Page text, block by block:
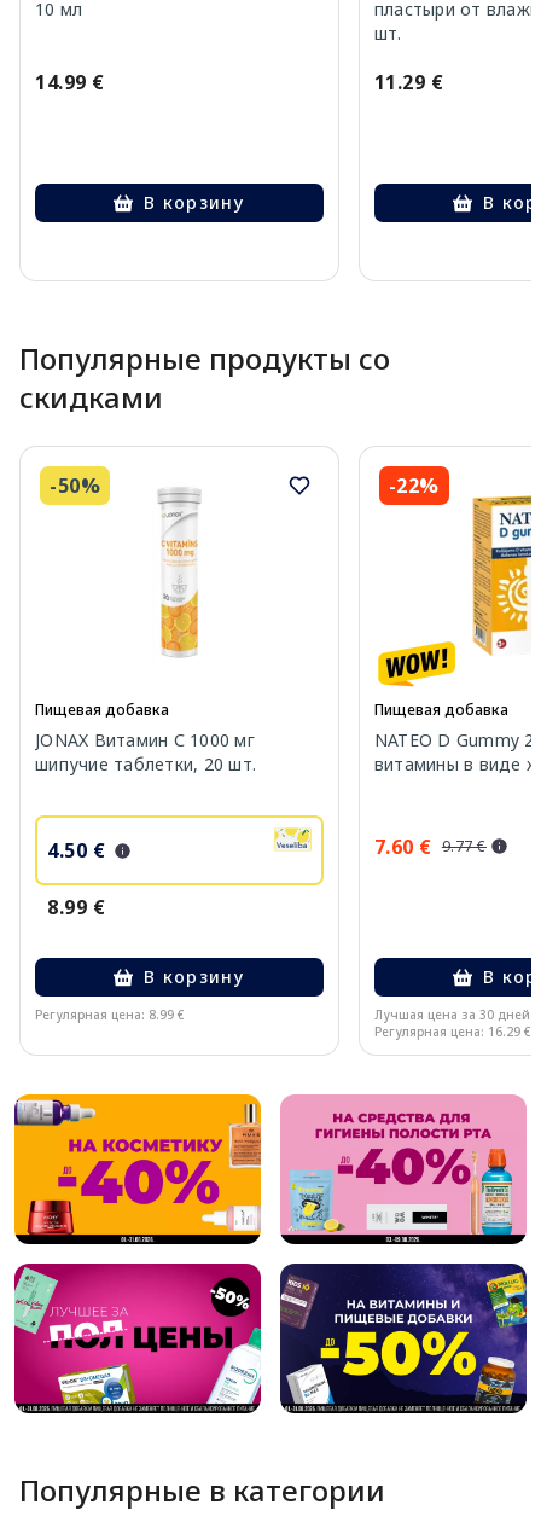
10 мл
14.99 €
В корзину
пластыри от
шт.
11.29 €
В
Популярные продукты со
скидками
-50%
Пищевая добавка
JONAX Витамин С 1000 мг
шипучие таблетки, 20 шт.
4.50 €
8.99 €
В корзину
Регулярная цена: 8.99 €
-22%
Пищевая добавка
NATEO D Gummy
витамины в виде
7.60 € 9.77 €
В
Лучшая цена за 30 дней:
Регулярная цена: 16.29 €
Популярные в категории